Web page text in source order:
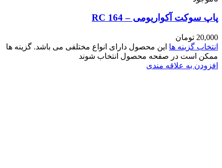
گزینه ها